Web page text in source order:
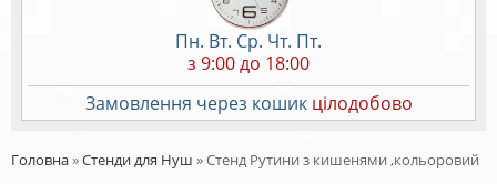
Пн. Вт. Ср. Чт. Пт.
з 9:00 до 18:00
Замовлення через кошик цілодобово
Головна»Стенди для Нуш »Стенд Рутини з кишенями ,кольоровий